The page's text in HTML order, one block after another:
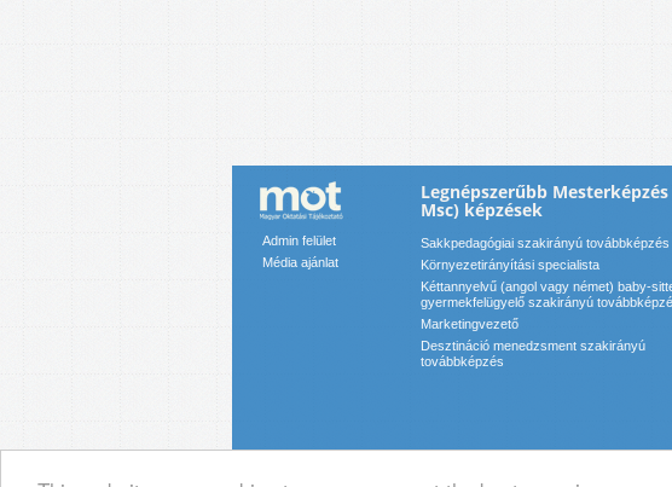
Admin felület
Média ajánlat
Legnépszerűbb Mesterképzés
Msc) képzések
Sakkpedagógiai szakirányú továbbképzés
Környezetirányítási specialista
Kéttannyelvű (angol vagy német) baby-
gyermekfelügyelő szakirányú
Marketingvezető
Desztináció menedzsment szakirányú
továbbképzés